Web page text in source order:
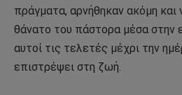
πράγματα, αρνήθηκαν ακόμη και
θάνατο του πάστορα μέσα στην
αυτοί τις τελετές μέχρι την
επιστρέψει στη ζωή.